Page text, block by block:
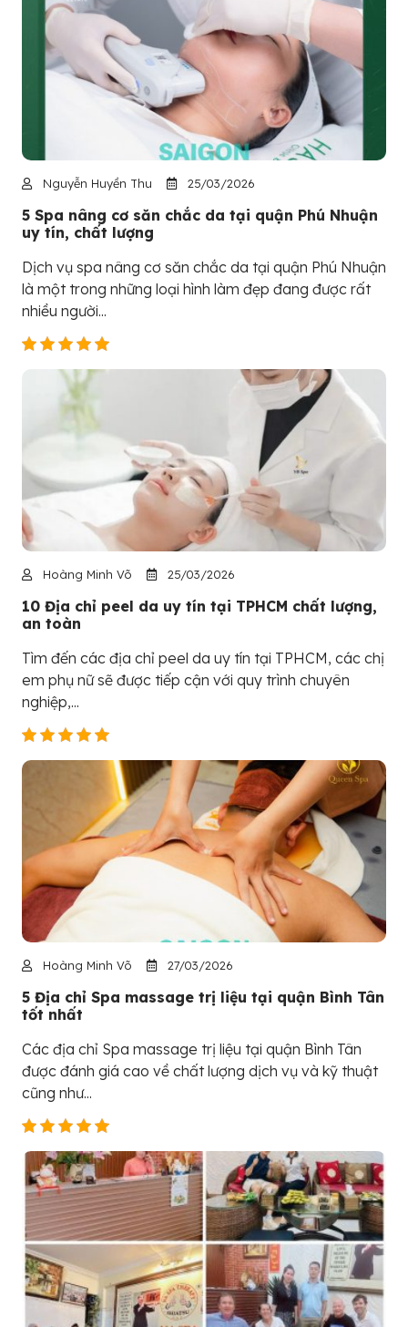
Nguyễn Huyền Thu 25/03/2026
5 Spa nâng cơ săn chắc da tại quận Phú Nhuận
uy tín, chất lượng
Dịch vụ spa nâng cơ săn chắc da tại quận Phú Nhuận
là một trong những loại hình làm đẹp đang được rất
nhiều người...
Hoàng Minh Võ 25/03/2026
10 Địa chỉ peel da uy tín tại TPHCM chất lượng,
an toàn
Tìm đến các địa chỉ peel da uy tín tại TPHCM, các chị
em phụ nữ sẽ được tiếp cận với quy trình chuyên
nghiệp,...
Hoàng Minh Võ 27/03/2026
5 Địa chỉ Spa massage trị liệu tại quận Bình Tân
tốt nhất
Các địa chỉ Spa massage trị liệu tại quận Bình Tân
được đánh giá cao về chất lượng dịch vụ và kỹ thuật
cũng như...